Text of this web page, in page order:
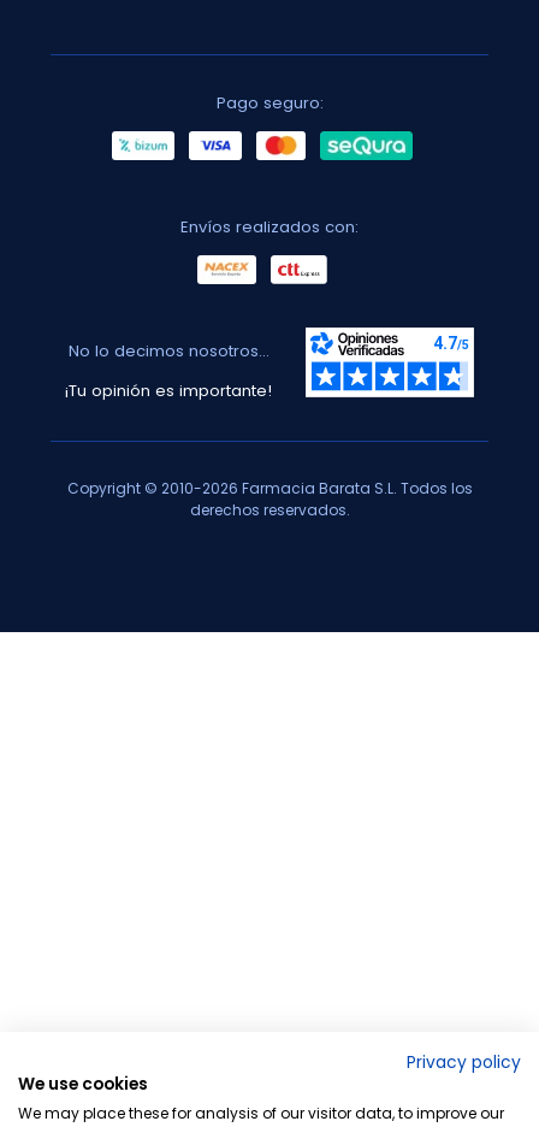
Pago seguro:
Envíos realizados con:
No lo decimos nosotros...
¡Tu opinión es importante!
Copyright © 2010-2026 Farmacia Barata S.L. Todos los
derechos reservados.
Privacy policy
We use cookies
We may place these for analysis of our visitor data, to improve our